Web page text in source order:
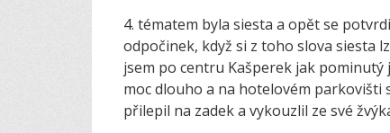
4. tématem byla siesta a opět se
odpočinek, když si z toho slova siesta
jsem po centru Kašperek jak
moc dlouho a na hotelovém parkovišti
přilepil na zadek a vykouzlil ze své